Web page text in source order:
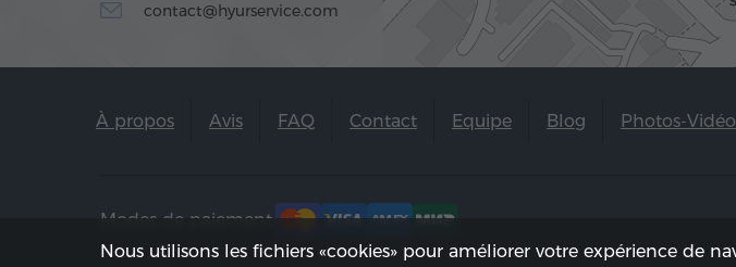
contact@hyurservice.com
À propos Avis FAQ Contact Equipe Blog Photos-
Modes de paiement:
Nous utilisons les fichiers «cookies» pour améliorer votre expérience de